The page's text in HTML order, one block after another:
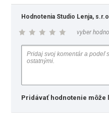
Hodnotenia Studio Lenja,
vyber
Pridávať hodnotenie môže